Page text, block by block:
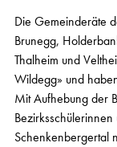
Die Gemeinderäte
Brunegg,
Thalheim und
Wildegg» und
Mit Aufhebung der
Schenkenbergertal